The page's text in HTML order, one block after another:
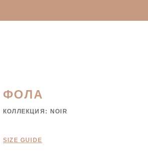
ФОЛА
КОЛЛЕКЦИЯ: NOIR
SIZE GUIDE